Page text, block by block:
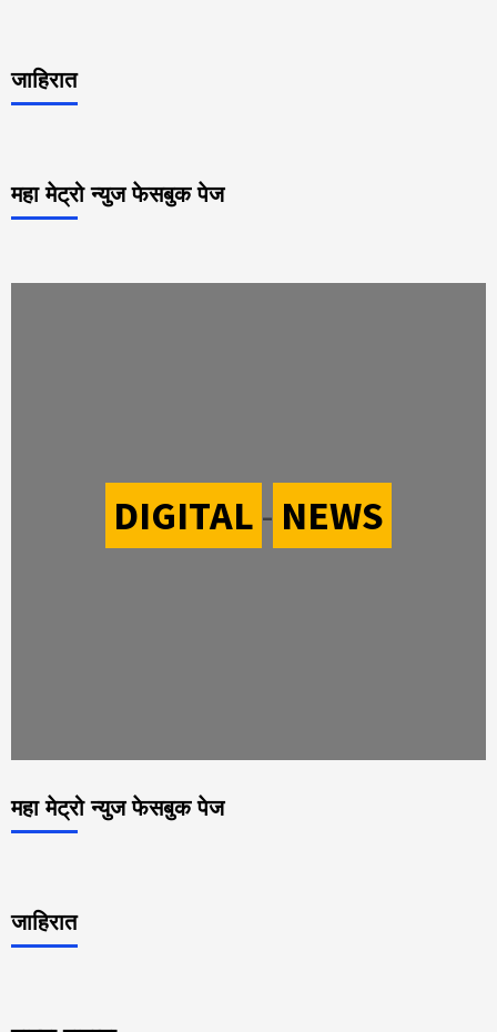
जाहिरात
महा मेट्रो न्युज फेसबुक पेज
DIGITAL - NEWS
महा मेट्रो न्युज फेसबुक पेज
जाहिरात